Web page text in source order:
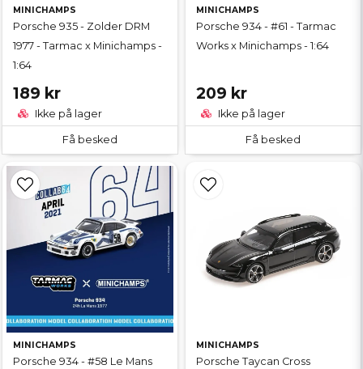
MINICHAMPS
Porsche 935 - Zolder DRM
1977 - Tarmac x Minichamps -
1:64
189 kr
Ikke på lager
Få besked
MINICHAMPS
Porsche 934 - #61 - Tarmac
Works x Minichamps - 1:64
209 kr
Ikke på lager
Få besked
MINICHAMPS
Porsche 934 - #58 Le Mans
MINICHAMPS
Porsche Taycan Cross